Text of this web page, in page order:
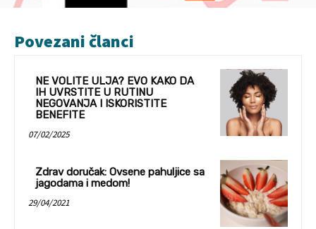
Povezani članci
NE VOLITE ULJA? EVO KAKO DA
IH UVRSTITE U RUTINU
NEGOVANJA I ISKORISTITE
BENEFITE
07/02/2025
Zdrav doručak: Ovsene pahuljice sa
jagodama i medom!
29/04/2021